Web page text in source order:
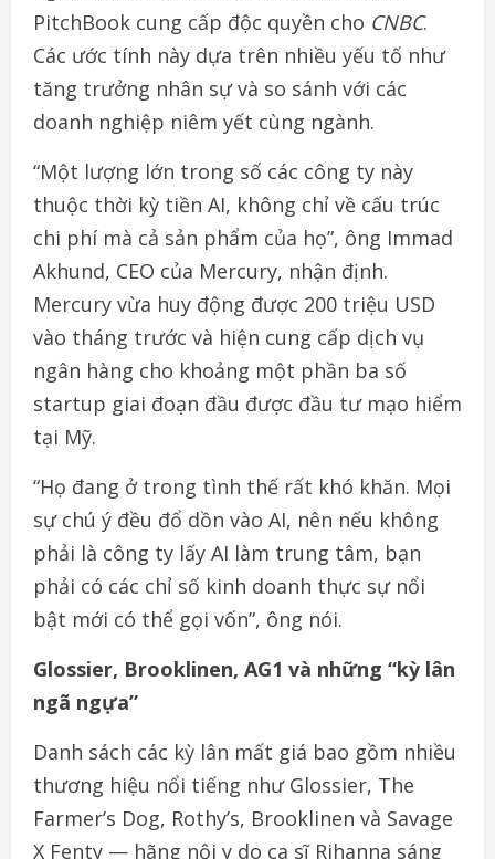
PitchBook cung cấp độc quyền cho CNBC.
Các ước tính này dựa trên nhiều yếu tố như
tăng trưởng nhân sự và so sánh với các
doanh nghiệp niêm yết cùng ngành.
“Một lượng lớn trong số các công ty này
thuộc thời kỳ tiền AI, không chỉ về cấu trúc
chi phí mà cả sản phẩm của họ”, ông Immad
Akhund, CEO của Mercury, nhận định.
Mercury vừa huy động được 200 triệu USD
vào tháng trước và hiện cung cấp dịch vụ
ngân hàng cho khoảng một phần ba số
startup giai đoạn đầu được đầu tư mạo hiểm
tại Mỹ.
“Họ đang ở trong tình thế rất khó khăn. Mọi
sự chú ý đều đổ dồn vào AI, nên nếu không
phải là công ty lấy AI làm trung tâm, bạn
phải có các chỉ số kinh doanh thực sự nổi
bật mới có thể gọi vốn”, ông nói.
Glossier, Brooklinen, AG1 và những “kỳ lân
ngã ngựa”
Danh sách các kỳ lân mất giá bao gồm nhiều
thương hiệu nổi tiếng như Glossier, The
Farmer’s Dog, Rothy’s, Brooklinen và Savage
X Fenty — hãng nội y do ca sĩ Rihanna sáng